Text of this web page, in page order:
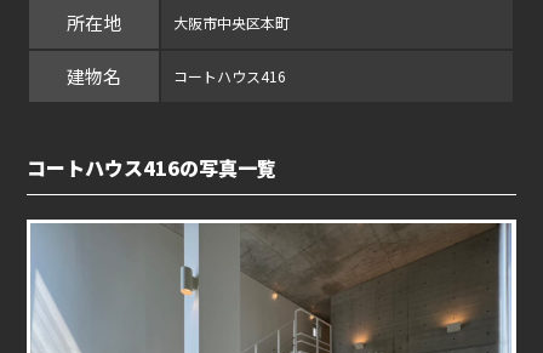
所在地 大阪市中央区本町
建物名 コートハウス416
コートハウス416の写真一覧